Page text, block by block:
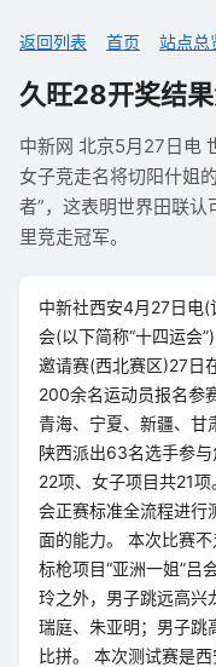
返回列表 首页 站点总
久旺28开奖结
中新网 北京5月27日电
女子竞走名将切阳什姐
者”，这表明世界田联
里竞走冠军。
中新社西安4月27日电
会(以下简称“十四运会
邀请赛(西北赛区)27日
200余名运动员报名参
青海、宁夏、新疆、甘
陕西派出63名选手参
22项、女子项目共21
会正赛标准全流程进行
面的能力。 本次比赛
标枪项目“亚洲一姐”吕
玲之外，男子跳远高兴
瑞庭、朱亚明；男子跳
比拼。 本次测试赛是